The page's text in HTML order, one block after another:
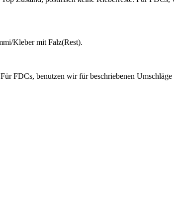
Kleber mit Falz(Rest).
FDCs, benutzen wir für beschriebenen Umschläge